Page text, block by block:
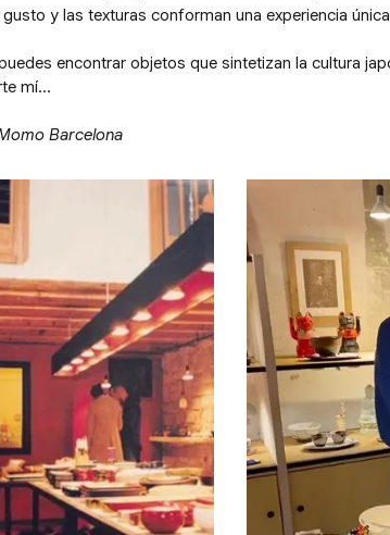
y las texturas conforman una experiencia
encontrar objetos que sintetizan la cultura
mí…
Barcelona